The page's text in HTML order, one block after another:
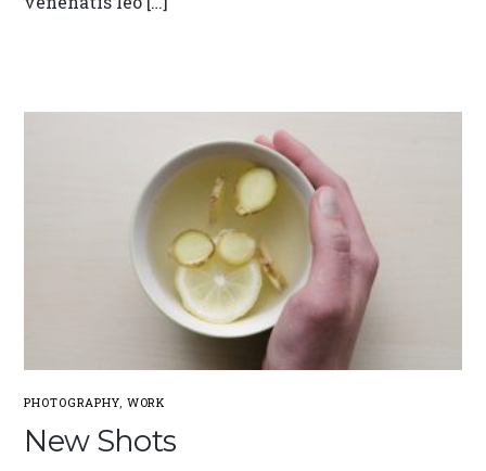
PHOTOGRAPHY, WORK
New Shots